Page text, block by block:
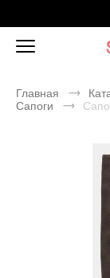
Главная
Сапоги